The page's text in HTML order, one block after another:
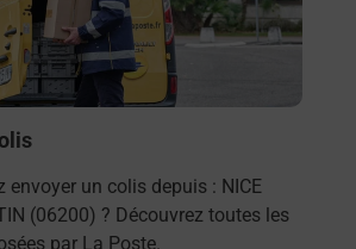
envoyer un colis depuis : NICE
(06200) ? Découvrez toutes les
par La Poste.